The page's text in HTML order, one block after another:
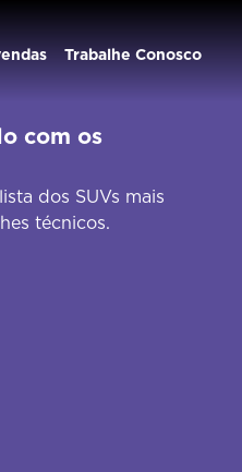
Trabalhe Conosco
com os
dos SUVs mais
técnicos.